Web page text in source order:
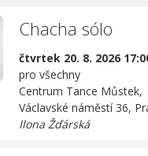
Chacha sólo
čtvrtek 20. 8. 2026
pro všechny
Centrum Tance Můstek,
Václavské náměstí 36,
Ilona Žďárská